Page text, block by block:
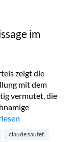
im
zeigt die
mit dem
vermutet, die
des Lebens –
claude sautet